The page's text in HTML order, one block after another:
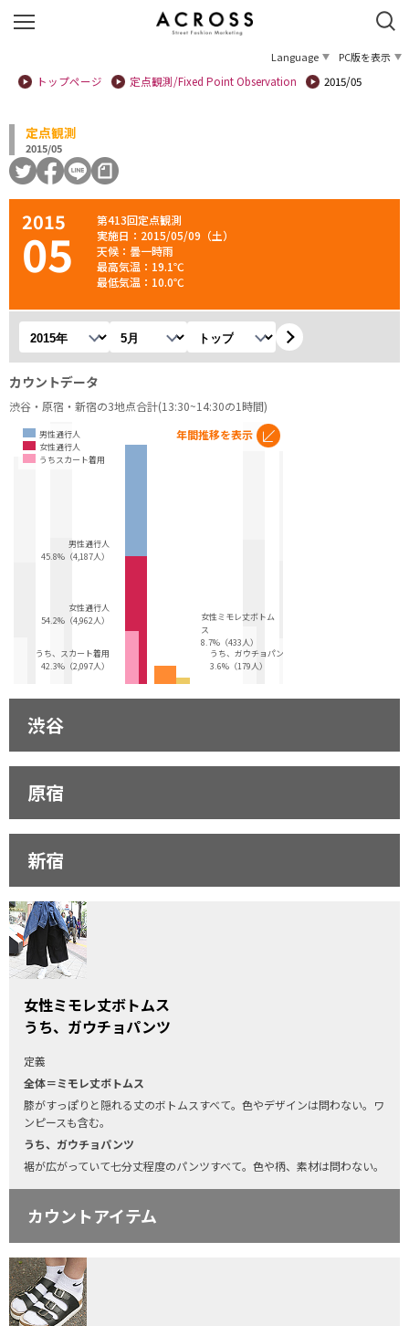
Language
PC版を表示
トップページ
定点観測/Fixed Point Observation 2015/05
定点観測
2015/05
2015
05
第413回定点観測
実施日：2015/05/09（土）
天候：曇一時雨
最高気温：19.1℃
最低気温：10.0℃
年を選択 月を選択 観測地を選択
カウントデータ
渋谷・原宿・新宿の3地点合計(13:30~14:30の1時間)
男性通行人
女性通行人
うちスカート着用
年間推移を表示
男性通行人
45.8%（4,187人）
女性通行人
54.2%（4,962人）
うち、スカート着用
42.3%（2,097人）
女性ミモレ丈ボトム
ス
8.7%（433人）
うち、ガウチョパンツ
3.6%（179人）
渋谷
原宿
新宿
女性ミモレ丈ボトムス
うち、ガウチョパンツ
定義
全体＝ミモレ丈ボトムス
膝がすっぽりと隠れる丈のボトムスすべて。色やデザインは問わない。ワ
ンピースも含む。
うち、ガウチョパンツ
裾が広がっていて七分丈程度のパンツすべて。色や柄、素材は問わない。
カウントアイテム